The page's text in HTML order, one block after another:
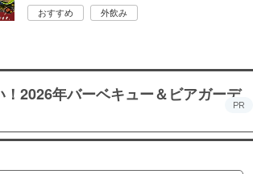
おすすめ 外飲み
2026年バーベキュー＆ビアガーデ
PR